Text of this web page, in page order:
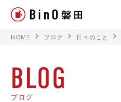
ラインナップ
HOME ブログ 日々のこと
BLOG
ブログ